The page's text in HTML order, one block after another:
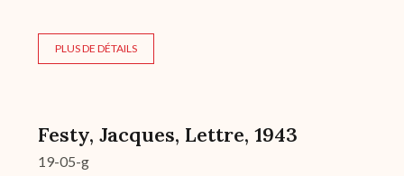
PLUS DE DÉTAILS
Festy, Jacques, Lettre, 1943
19-05-g